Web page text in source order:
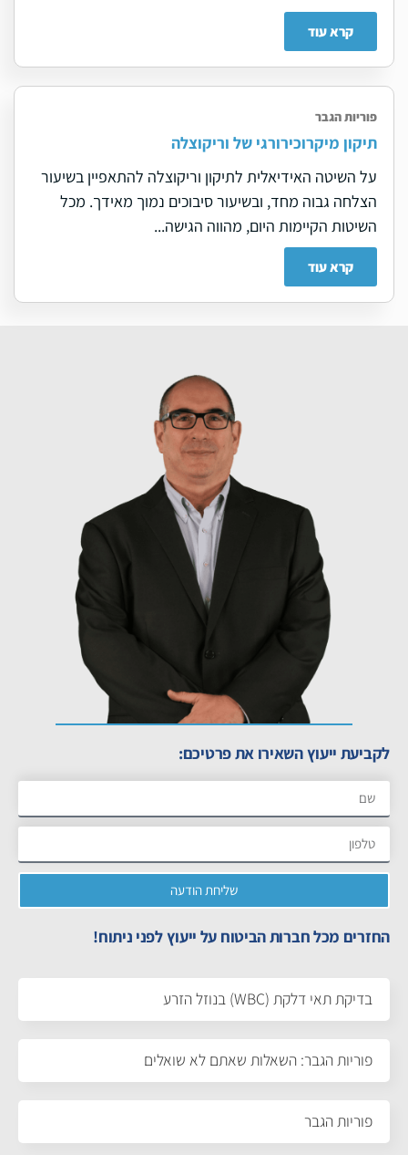
לקביעת ייעוץ השאירו את פרטיכם:
שליחת הודעה
החזרים מכל חברות הביטוח על ייעוץ לפני ניתוח!
בדיקת תאי דלקת (WBC) בנוזל הזרע
פוריות הגבר: השאלות שאתם לא שואלים
פוריות הגבר
קרא עוד
פוריות הגבר
תיקון מיקרוכירורגי של וריקוצלה
על השיטה האידיאלית לתיקון וריקוצלה להתאפיין בשיעור
הצלחה גבוה מחד, ובשיעור סיבוכים נמוך מאידך. מכל
השיטות הקיימות היום, מהווה הגישה...
קרא עוד